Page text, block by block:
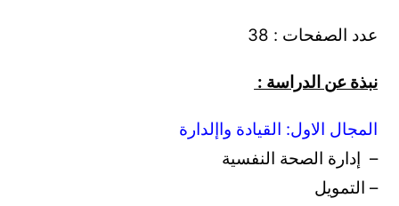
عدد الصفحات : 38
نبذة عن الدراسة :
المجال الاول: القيادة واإلدارة
– إدارة الصحة النفسية
– التمويل